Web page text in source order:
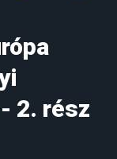
2. rész